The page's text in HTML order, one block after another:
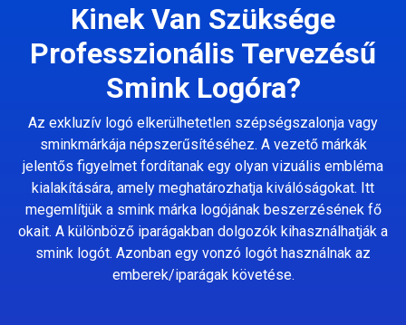
Kinek Van Szüksége
Professzionális Tervezésű
Smink Logóra?
Az exkluzív logó elkerülhetetlen szépségszalonja vagy
sminkmárkája népszerűsítéséhez. A vezető márkák
jelentős figyelmet fordítanak egy olyan vizuális embléma
kialakítására, amely meghatározhatja kiválóságokat. Itt
megemlítjük a smink márka logójának beszerzésének fő
okait. A különböző iparágakban dolgozók kihasználhatják a
smink logót. Azonban egy vonzó logót használnak az
emberek/iparágak követése.